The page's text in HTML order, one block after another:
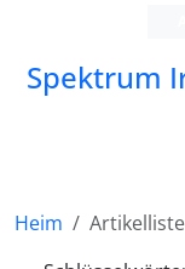
Spektrum
Heim
Artikelliste